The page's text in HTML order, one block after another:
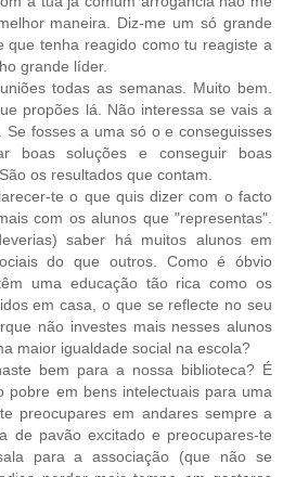
maneira. Diz-me um só grande
que tenha reagido como tu reagiste a
grande líder.
todas as semanas. Muito bem.
propões lá. Não interessa se vais a
Se fosses a uma só o e conseguisses
boas soluções e conseguir boas
os resultados que contam.
te o que quis dizer com o facto
com os alunos que "representas".
saber há muitos alunos em
do que outros. Como é óbvio
uma educação tão rica como os
em casa, o que se reflecte no seu
não investes mais nesses alunos
maior igualdade social na escola?
bem para a nossa biblioteca? É
pobre em bens intelectuais para uma
preocupares em andares sempre a
de pavão excitado e preocupares-te
para a associação (que não se